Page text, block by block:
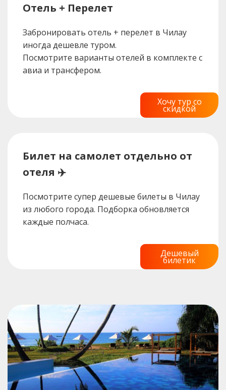
Отель + Перелет
Забронировать отель + перелет в Чилау
иногда дешевле туром.
Посмотрите варианты отелей в комплекте с
авиа и трансфером.
Хочу тур со
скидкой
Билет на самолет отдельно от
отеля ✈️
Посмотрите супер дешевые билеты в Чилау
из любого города. Подборка обновляется
каждые полчаса.
Дешевый
билетик